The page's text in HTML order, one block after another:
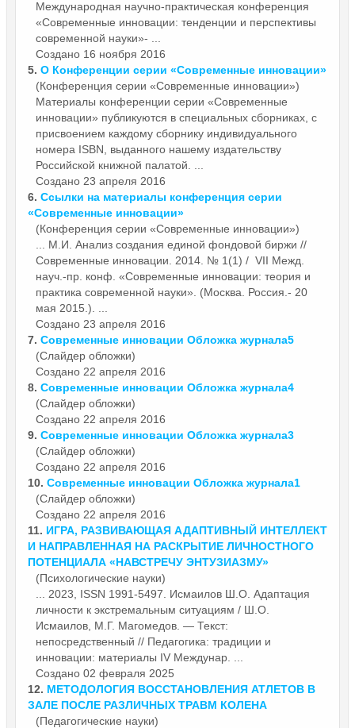
Международная научно-практическая конференция
«Современные инновации: тенденции и перспективы
современной науки»- ...
Создано 16 ноября 2016
5. О Конференции серии «Современные инновации»
(Конференция серии «Современные инновации»)
Материалы конференции серии «Современные
инновации» публикуются в специальных сборниках, с
присвоением каждому сборнику индивидуального
номера ISBN, выданного нашему издательству
Российской книжной палатой. ...
Создано 23 апреля 2016
6. Ссылки на материалы конференция серии
«Современные инновации»
(Конференция серии «Современные инновации»)
... М.И. Анализ создания единой фондовой биржи //
Современные инновации . 2014. № 1(1) / VII Межд.
науч.-пр. конф. «Современные инновации: теория и
практика современной науки». (Москва. Россия.- 20
мая 2015.). ...
Создано 23 апреля 2016
7. Современные инновации Обложка журнала5
(Слайдер обложки)
Создано 22 апреля 2016
8. Современные инновации Обложка журнала4
(Слайдер обложки)
Создано 22 апреля 2016
9. Современные инновации Обложка журнала3
(Слайдер обложки)
Создано 22 апреля 2016
10. Современные инновации Обложка журнала1
(Слайдер обложки)
Создано 22 апреля 2016
11. ИГРА, РАЗВИВАЮЩАЯ АДАПТИВНЫЙ ИНТЕЛЛЕКТ
И НАПРАВЛЕННАЯ НА РАСКРЫТИЕ ЛИЧНОСТНОГО
ПОТЕНЦИАЛА «НАВСТРЕЧУ ЭНТУЗИАЗМУ»
(Психологические науки)
... 2023, ISSN 1991-5497. Исмаилов Ш.О. Адаптация
личности к экстремальным ситуациям / Ш.О.
Исмаилов, М.Г. Магомедов. — Текст:
непосредственный // Педагогика: традиции и
инновации: материалы IV Междунар. ...
Создано 02 февраля 2025
12. МЕТОДОЛОГИЯ ВОССТАНОВЛЕНИЯ АТЛЕТОВ В
ЗАЛЕ ПОСЛЕ РАЗЛИЧНЫХ ТРАВМ КОЛЕНА
(Педагогические науки)